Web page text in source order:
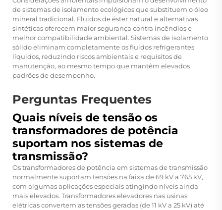
de sistemas de isolamento ecológicos que substituem o óleo
mineral tradicional. Fluidos de éster natural e alternativas
sintéticas oferecem maior segurança contra incêndios e
melhor compatibilidade ambiental. Sistemas de isolamento
sólido eliminam completamente os fluidos refrigerantes
líquidos, reduzindo riscos ambientais e requisitos de
manutenção, ao mesmo tempo que mantêm elevados
padrões de desempenho.
Perguntas Frequentes
Quais níveis de tensão os
transformadores de potência
suportam nos sistemas de
transmissão?
Os transformadores de potência em sistemas de transmissão
normalmente suportam tensões na faixa de 69 kV a 765 kV,
com algumas aplicações especiais atingindo níveis ainda
mais elevados. Transformadores elevadores nas usinas
elétricas convertem as tensões geradas (de 11 kV a 25 kV) até